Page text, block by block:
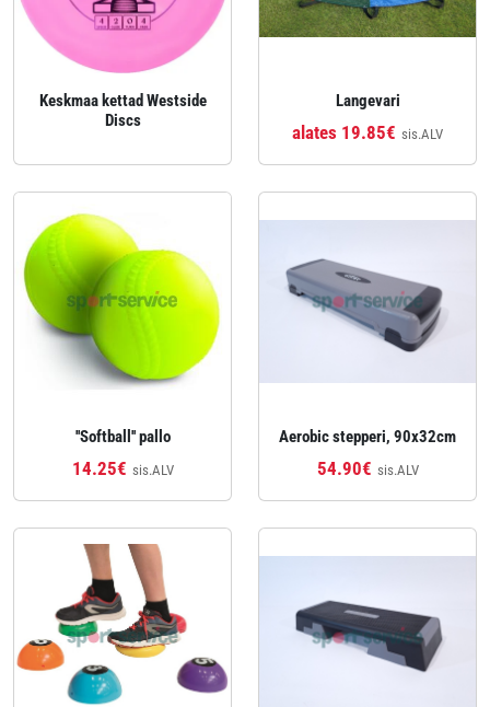
Keskmaa kettad Westside
Discs
Langevari
alates 19.85€ sis.ALV
''Softball'' pallo
14.25€ sis.ALV
Aerobic stepperi, 90x32cm
54.90€ sis.ALV